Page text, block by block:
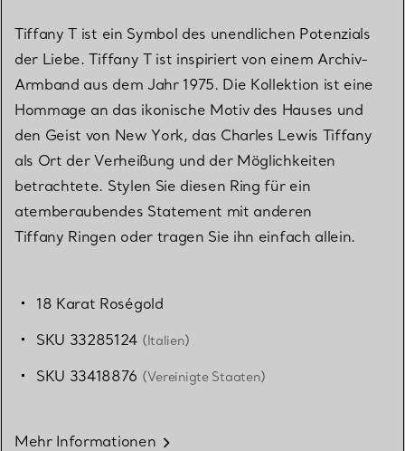
Tiffany T ist ein Symbol des unendlichen Potenzials
der Liebe. Tiffany T ist inspiriert von einem Archiv-
Armband aus dem Jahr 1975. Die Kollektion ist eine
Hommage an das ikonische Motiv des Hauses und
den Geist von New York, das Charles Lewis Tiffany
als Ort der Verheißung und der Möglichkeiten
betrachtete. Stylen Sie diesen Ring für ein
atemberaubendes Statement mit anderen
Tiffany Ringen oder tragen Sie ihn einfach allein.
18 Karat Roségold
SKU 33285124 (Italien)
SKU 33418876 (Vereinigte Staaten)
Mehr Informationen